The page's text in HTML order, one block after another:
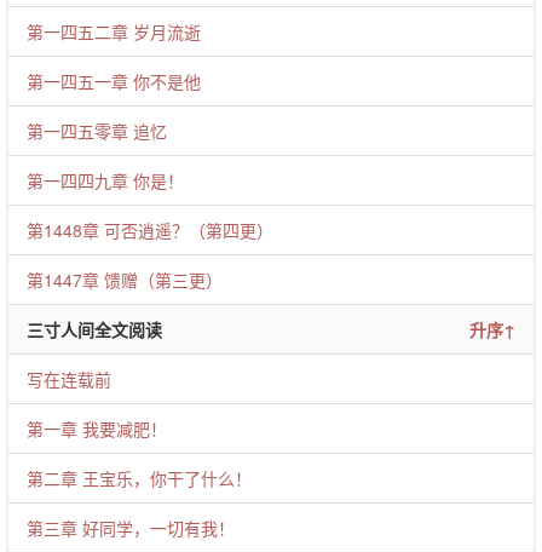
第一四五二章 岁月流逝
第一四五一章 你不是他
第一四五零章 追忆
第一四四九章 你是！
第1448章 可否逍遥？（第四更）
第1447章 馈赠（第三更）
三寸人间全文阅读 升序↑
写在连载前
第一章 我要减肥！
第二章 王宝乐，你干了什么！
第三章 好同学，一切有我！